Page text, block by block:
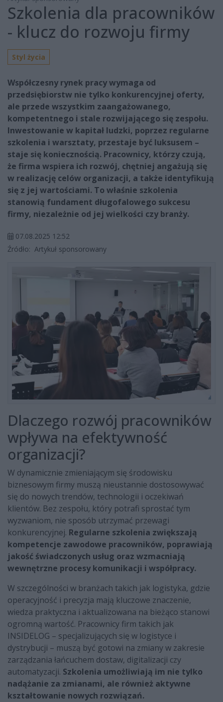
Szkolenia dla pracowników
- klucz do rozwoju firmy
Styl życia
Współczesny rynek pracy wymaga od
przedsiębiorstw nie tylko konkurencyjnej oferty,
ale przede wszystkim zaangażowanego,
kompetentnego i stale rozwijającego się zespołu.
Inwestowanie w kapitał ludzki, poprzez regularne
szkolenia i warsztaty, przestaje być luksusem –
staje się koniecznością. Pracownicy, którzy czują,
że firma wspiera ich rozwój, chętniej angażują się
w realizację celów organizacji, a także identyfikują
się z jej wartościami. To właśnie szkolenia
stanowią fundament długofalowego sukcesu
firmy, niezależnie od jej wielkości czy branży.
07.08.2025 12:52
Źródło: Artykuł sponsorowany
Dlaczego rozwój pracowników
wpływa na efektywność
organizacji?
W dynamicznie zmieniającym się środowisku
biznesowym firmy muszą nieustannie dostosowywać
się do nowych trendów, technologii i oczekiwań
klientów. Bez zespołu, który potrafi sprostać tym
wyzwaniom, nie sposób utrzymać przewagi
konkurencyjnej. Regularne szkolenia zwiększają
kompetencje zawodowe pracowników, poprawiają
jakość świadczonych usług oraz wzmacniają
wewnętrzne procesy komunikacji i współpracy.
W szczególności w branżach takich jak logistyka, gdzie
operacyjność i precyzja mają kluczowe znaczenie,
wiedza praktyczna i aktualizowana na bieżąco stanowi
ogromną wartość. Pracownicy firm takich jak
INSIDELOG – specjalizujących się w logistyce i
dystrybucji – muszą być gotowi na zmiany w zakresie
zarządzania łańcuchem dostaw, digitalizacji czy
automatyzacji. Szkolenia umożliwiają im nie tylko
nadążanie za zmianami, ale również aktywne
kształtowanie nowych rozwiązań.